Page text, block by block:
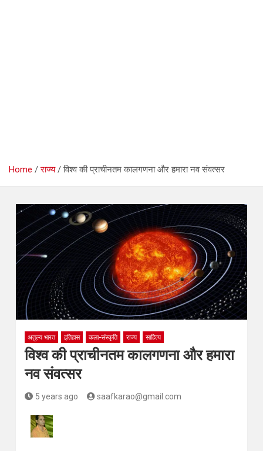
Home राज्य विश्व की प्राचीनतम कालगणना और हमारा नव संवत्सर
अतुल्य भारत इतिहास कला-संस्कृति राज्य साहित्य
विश्व की प्राचीनतम कालगणना और हमारा
नव संवत्सर
5 years ago saafkarao@gmail.com